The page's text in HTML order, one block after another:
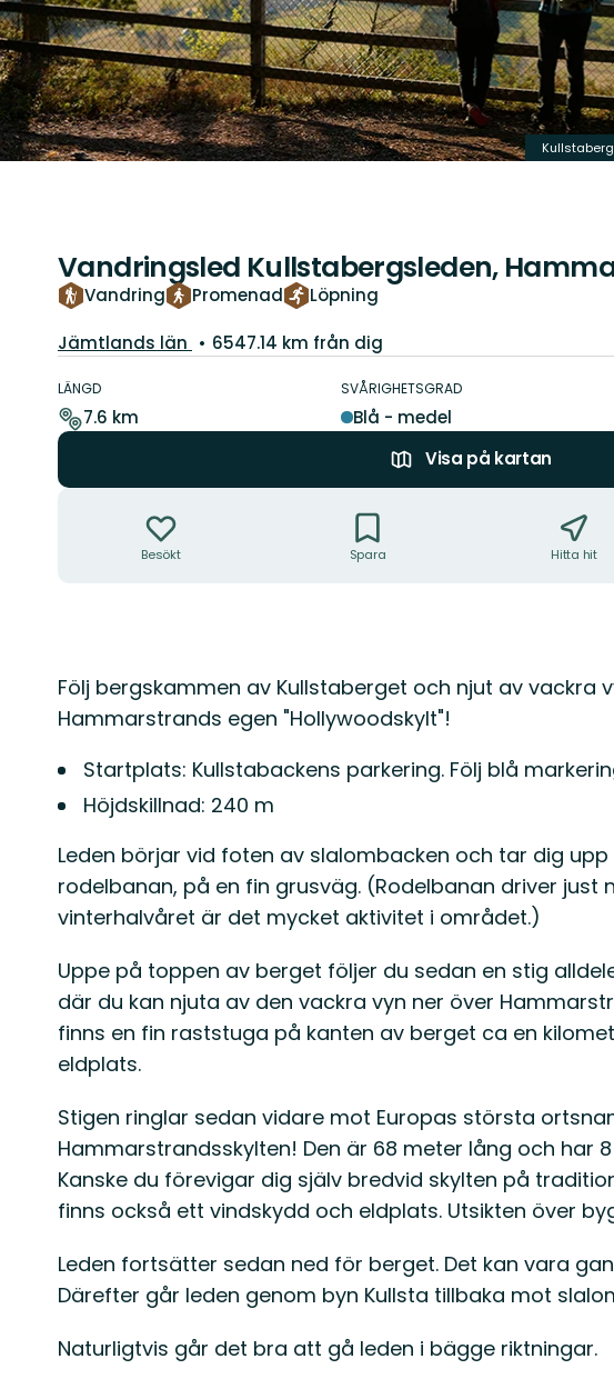
Vandringsled Kullstabergsleden,
Vandring Promenad Löpning
Län:
Jämtlands län 6547.14 km från dig
om
leden
LÄNGD
7.6 km
SVÅRIGHETSGRAD
Blå - medel
Visa på kartan
Besökt Spara Hitta hit
Beskrivning
Följ bergskammen av Kullstaberget och njut av vackra
Hammarstrands egen "Hollywoodskylt"!
Startplats: Kullstabackens parkering. Följ blå
Höjdskillnad: 240 m
Leden börjar vid foten av slalombacken och tar dig
rodelbanan, på en fin grusväg. (Rodelbanan driver just
vinterhalvåret är det mycket aktivitet i området.)
Uppe på toppen av berget följer du sedan en stig
där du kan njuta av den vackra vyn ner över
finns en fin raststuga på kanten av berget ca en
eldplats.
Stigen ringlar sedan vidare mot Europas största
Hammarstrandsskylten! Den är 68 meter lång och har
Kanske du förevigar dig själv bredvid skylten på
finns också ett vindskydd och eldplats. Utsikten över
Leden fortsätter sedan ned för berget. Det kan vara
Därefter går leden genom byn Kullsta tillbaka mot
Naturligtvis går det bra att gå leden i bägge riktningar.